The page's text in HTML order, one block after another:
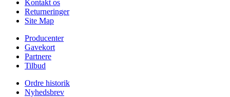
Kontakt os
Returneringer
Site Map
Producenter
Gavekort
Partnere
Tilbud
Ordre historik
Nyhedsbrev